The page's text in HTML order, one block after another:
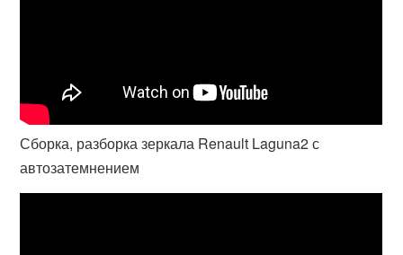
Сборка, разборка зеркала Renault Laguna2 с
автозатемнением